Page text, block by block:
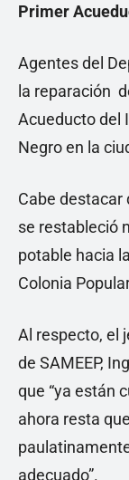
Primer
Agentes del
la reparación
Acueducto del
Negro en la
Cabe destacar
se restableció
potable hacia
Colonia
Al respecto, el
de SAMEEP,
que “ya están
ahora resta
adecuado”.